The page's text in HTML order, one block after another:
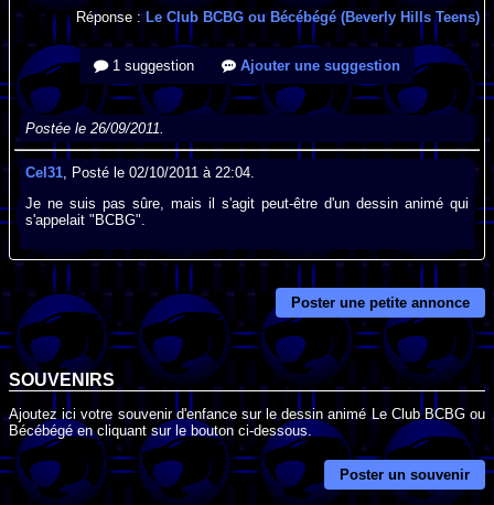
Réponse :Le Club BCBG ou Bécébégé (Beverly Hills Teens)
1 suggestion Ajouter une suggestion
Postée le 26/09/2011.
Cel31 , Posté le 02/10/2011 à 22:04.
Je ne suis pas sûre, mais il s'agit peut-être d'un dessin animé qui
s'appelait "BCBG".
Poster une petite annonce
SOUVENIRS
Ajoutez ici votre souvenir d'enfance sur le dessin animé Le Club BCBG ou
Bécébégé en cliquant sur le bouton ci-dessous.
Poster un souvenir